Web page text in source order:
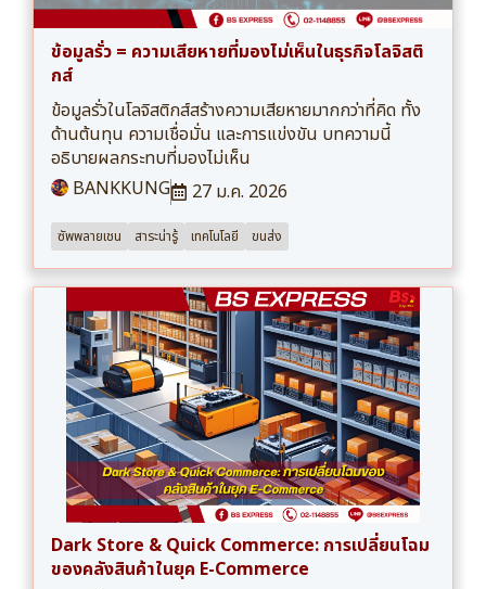
ข้อมูลรั่ว = ความเสียหายที่มองไม่เห็นในธุรกิจโลจิสติ
กส์
ข้อมูลรั่วในโลจิสติกส์สร้างความเสียหายมากกว่าที่คิด ทั้ง
ด้านต้นทุน ความเชื่อมั่น และการแข่งขัน บทความนี้
อธิบายผลกระทบที่มองไม่เห็น
BANKKUNG
27 ม.ค. 2026
ซัพพลายเชน สาระน่ารู้ เทคโนโลยี ขนส่ง
Dark Store & Quick Commerce: การเปลี่ยนโฉม
ของคลังสินค้าในยุค E-Commerce